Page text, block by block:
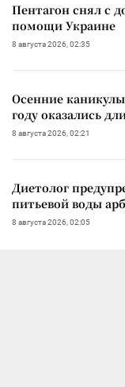
Пентагон снял с
помощи Украине
8 августа 2026, 02:35
Осенние
году оказались
8 августа 2026, 02:21
Диетолог
питьевой воды
8 августа 2026, 02:05